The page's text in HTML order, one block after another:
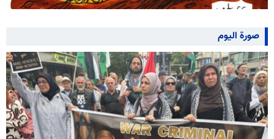
صورة اليوم